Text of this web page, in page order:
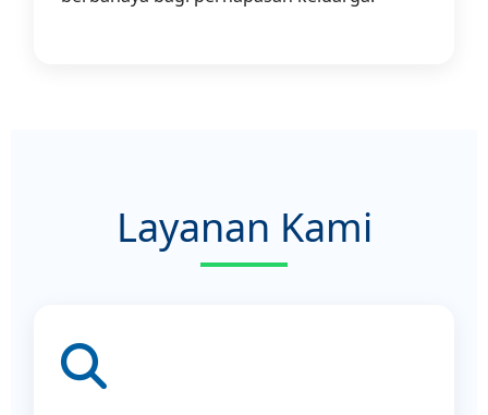
Layanan Kami